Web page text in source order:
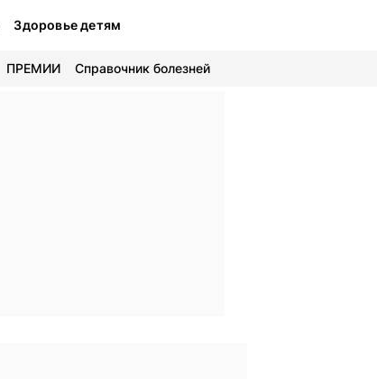
Здоровье детям
ПРЕМИИ Справочник болезней